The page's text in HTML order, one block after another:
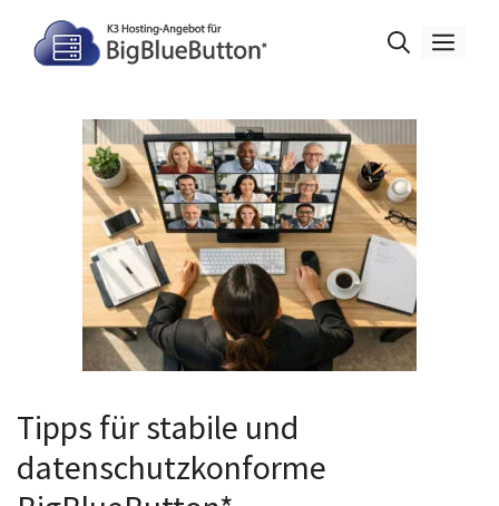
Inhalt
springen
Tipps für stabile und
datenschutzkonforme